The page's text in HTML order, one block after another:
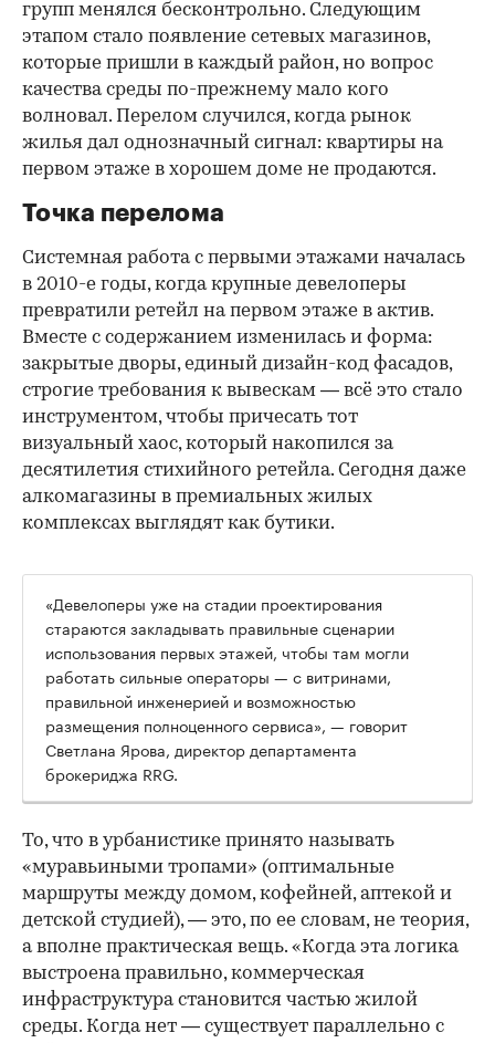
групп менялся бесконтрольно. Следующим
этапом стало появление сетевых магазинов,
которые пришли в каждый район, но вопрос
качества среды по-прежнему мало кого
волновал. Перелом случился, когда рынок
жилья дал однозначный сигнал: квартиры на
первом этаже в хорошем доме не продаются.
Точка перелома
Системная работа с первыми этажами началась
в 2010-е годы, когда крупные девелоперы
превратили ретейл на первом этаже в актив.
Вместе с содержанием изменилась и форма:
закрытые дворы, единый дизайн-код фасадов,
строгие требования к вывескам — всё это стало
инструментом, чтобы причесать тот
визуальный хаос, который накопился за
десятилетия стихийного ретейла. Сегодня даже
алкомагазины в премиальных жилых
комплексах выглядят как бутики.
00:00
«Девелоперы уже на стадии проектирования
стараются закладывать правильные сценарии
использования первых этажей, чтобы там могли
работать сильные операторы — с витринами,
правильной инженерией и возможностью
размещения полноценного сервиса», — говорит
Светлана Ярова, директор департамента
брокериджа RRG.
То, что в урбанистике принято называть
«муравьиными тропами» (оптимальные
маршруты между домом, кофейней, аптекой и
детской студией), — это, по ее словам, не теория,
а вполне практическая вещь. «Когда эта логика
выстроена правильно, коммерческая
инфраструктура становится частью жилой
среды. Когда нет — существует параллельно с